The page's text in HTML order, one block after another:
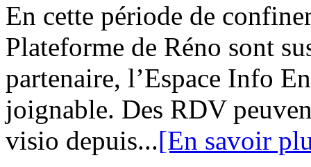
En cette période de
Plateforme de Réno sont
partenaire, l’Espace Info
joignable. Des RDV
visio depuis...[En savoir